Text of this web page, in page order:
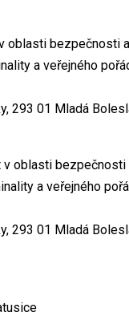
oblasti bezpečnosti
a veřejného
293 01 Mladá
oblasti
a veřejného
293 01 Mladá